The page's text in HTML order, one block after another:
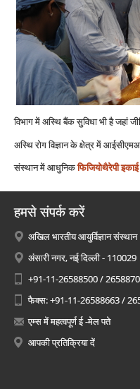
विभाग में अस्थि बैंक सुविधा भी है जहां
अस्थि रोग विज्ञान के क्षेत्र में
संस्थान में आधुनिकफिजियोथैरेपी इकाई
हमसे संपर्क करें
अखिल भारतीय आयुर्विज्ञान संस्थान
अंसारी नगर, नई दिल्ली - 110029
+91-11-26588500 /
फैक्स: +91-11-26588663 /
एम्स में महत्वपूर्ण ई -मेल पते
आपकी प्रतिक्रिया दें